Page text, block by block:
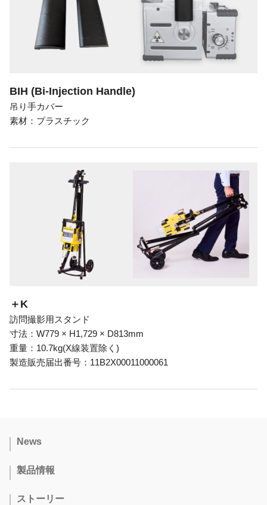
BIH (Bi-Injection Handle)
吊り手カバー
素材：プラスチック
＋K
訪問撮影用スタンド
寸法：W779 × H1,729 × D813mm
重量：10.7kg(X線装置除く)
製造販売届出番号：11B2X00011000061
News
製品情報
ストーリー